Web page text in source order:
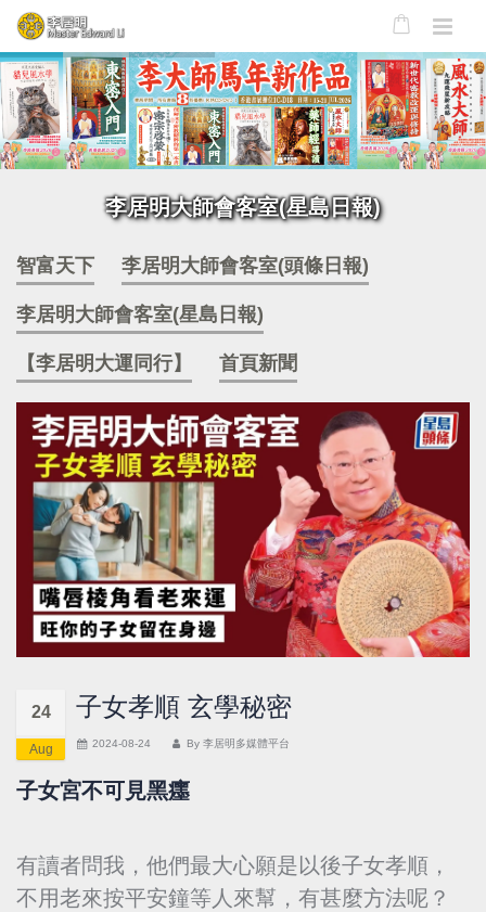
李居明大師會客室(星島日報)
智富天下 李居明大師會客室(頭條日報)
李居明大師會客室(星島日報)
【李居明大運同行】 首頁新聞
24
Aug
子女孝順 玄學秘密
2024-08-24 By 李居明多媒體平台
子女宮不可見黑癦
有讀者問我，他們最大心願是以後子女孝順，
不用老來按平安鐘等人來幫，有甚麼方法呢？